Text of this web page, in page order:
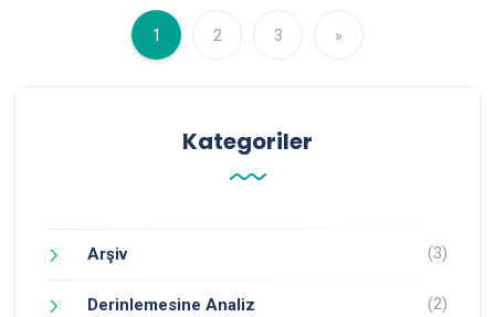
1 2 3 »
Kategoriler
Arşiv (3)
Derinlemesine Analiz (2)